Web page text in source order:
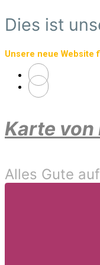
Zum
Hauptinhalt
Dies ist
Unsere neue Website
Karte von
Alles Gute